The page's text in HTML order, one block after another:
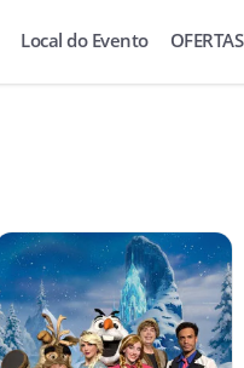
Local do Evento OFERTAS